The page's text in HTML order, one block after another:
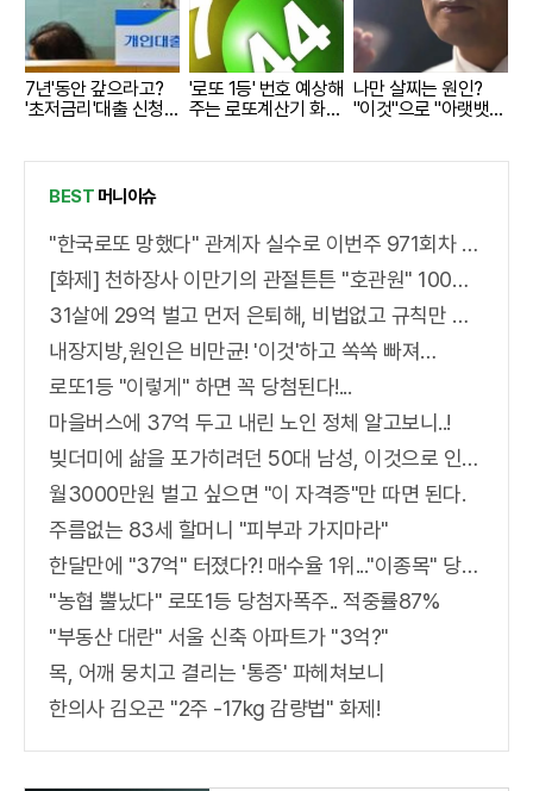
7년'동안 갚으라고?
'초저금리'대출 신청자
'로또 1등' 번호 예상해
주는 로또계산기 화
나만 살찌는 원인?
"이것"으로 "아랫뱃
BEST 머니이슈
"한국로또 망했다" 관계자 실수로 이번주 971회차 번호 6자리 공개!? 꼭 확인해라!
[화제] 천하장사 이만기의 관절튼튼 "호관원" 100%당첨 혜택 난리나!!
31살에 29억 벌고 먼저 은퇴해, 비법없고 규칙만 지켰다!
내장지방,원인은 비만균! '이것'하고 쏙쏙 빠져…
로또1등 "이렇게" 하면 꼭 당첨된다!...
마을버스에 37억 두고 내린 노인 정체 알고보니..!
빚더미에 삶을 포가히려던 50대 남성, 이것으로 인생역전
월3000만원 벌고 싶으면 "이 자격증"만 따면 된다.
주름없는 83세 할머니 "피부과 가지마라"
한달만에 "37억" 터졌다?! 매수율 1위..."이종목" 당장사라!
"농협 뿔났다" 로또1등 당첨자폭주.. 적중률87%
"부동산 대란" 서울 신축 아파트가 "3억?"
목, 어깨 뭉치고 결리는 '통증' 파헤쳐보니
한의사 김오곤 "2주 -17kg 감량법" 화제!